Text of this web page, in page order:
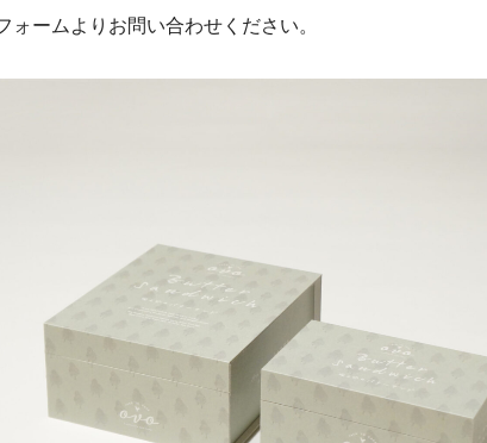
ームよりお問い合わせください。